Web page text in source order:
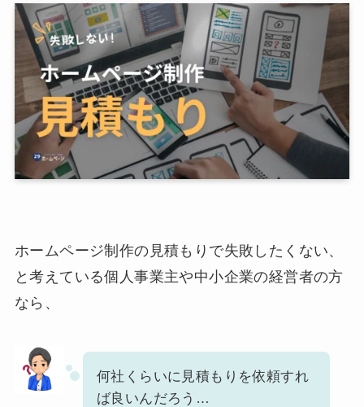
ホームページ制作の見積もりで失敗したくない、
と考えている個人事業主や中小企業の経営者の方
なら、
何社くらいに見積もりを依頼すれ
ば良いんだろう…